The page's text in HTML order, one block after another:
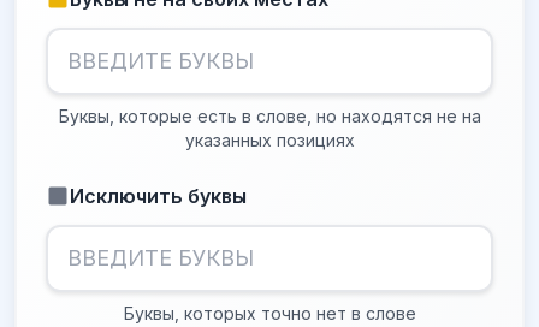
Буквы, которые есть в слове, но находятся не на
указанных позициях
Исключить буквы
Буквы, которых точно нет в слове